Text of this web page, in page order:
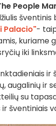
People
Palacio"-
kuriame
iki
ir
augalinių ir
su
šventiniais